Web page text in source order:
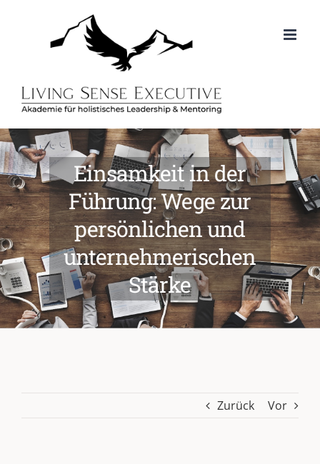
Einsamkeit in der
Führung: Wege zur
persönlichen und
unternehmerischen
Stärke
Zurück Vor